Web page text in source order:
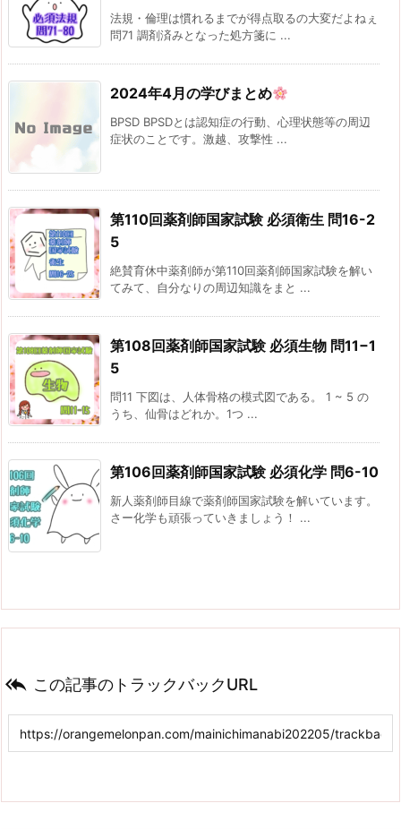
法規・倫理は慣れるまでが得点取るの大変だよねぇ
問71 調剤済みとなった処方箋に ...
2024年4月の学びまとめ
BPSD BPSDとは認知症の行動、心理状態等の周辺
症状のことです。激越、攻撃性 ...
第110回薬剤師国家試験 必須衛生 問16-2
5
絶賛育休中薬剤師が第110回薬剤師国家試験を解い
てみて、自分なりの周辺知識をまと ...
第108回薬剤師国家試験 必須生物 問11−1
5
問11 下図は、人体骨格の模式図である。 1 ~ 5 の
うち、仙骨はどれか。1つ ...
第106回薬剤師国家試験 必須化学 問6-10
新人薬剤師目線で薬剤師国家試験を解いています。
さー化学も頑張っていきましょう！ ...
 この記事のトラックバックURL